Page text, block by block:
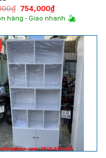
₫ Giá
gốc
là:
754,000₫Giá
hiện
tại
754,000₫.
hàng - Giao nhanh